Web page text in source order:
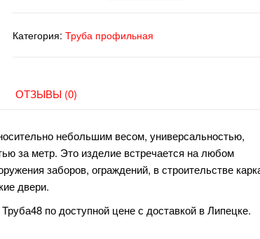
L-
Категория: Труба профильная
ОТЗЫВЫ (0)
небольшим весом, универсальностью,
за метр. Это изделие встречается на любом
заборов, ограждений, в строительстве
двери.
по доступной цене с доставкой в Липецке.